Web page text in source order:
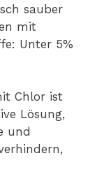
sauber
mit
Unter 5%
Chlor ist
Lösung,
und